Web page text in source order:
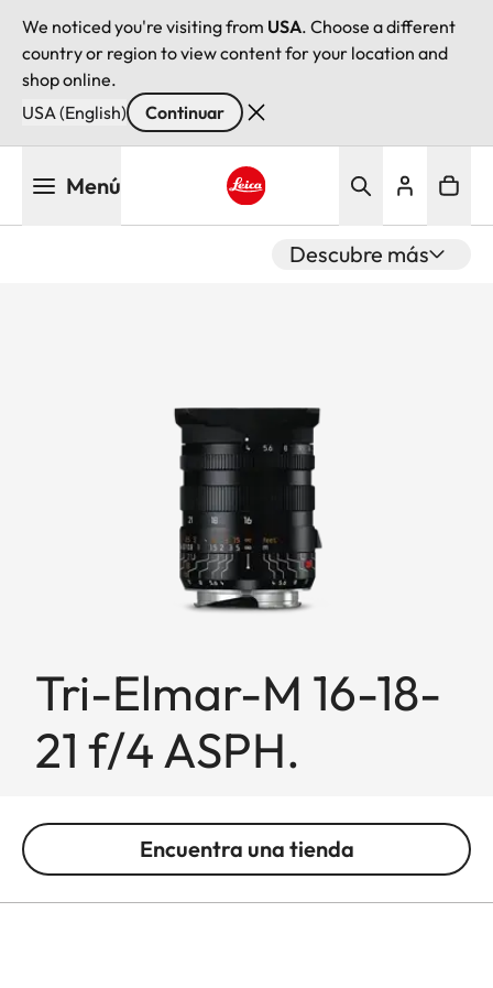
We noticed you're visiting from USA. Choose a different
country or region to view content for your location and
shop online.
USA (English)
Continuar
Menú
Descubre más
Tri-Elmar-M 16-18-
21 f/4 ASPH.
Encuentra una tienda